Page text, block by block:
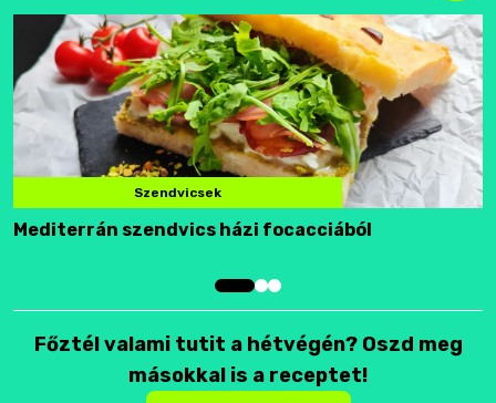
Szendvicsek
Mediterrán szendvics házi focacciából
Főztél valami tutit a hétvégén? Oszd meg
másokkal is a receptet!